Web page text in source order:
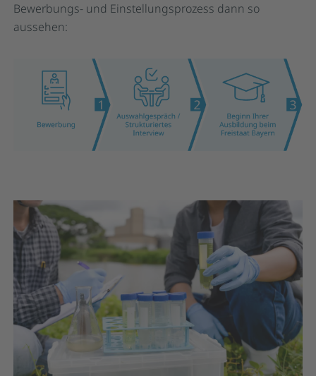
Bewerbungs- und Einstellungsprozess dann so
aussehen: